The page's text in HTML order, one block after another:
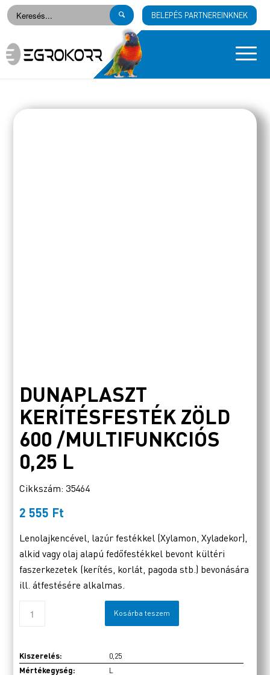
BELEPÉS PARTNEREINKNEK
DUNAPLASZT
KERÍTÉSFESTÉK ZÖLD
600 /MULTIFUNKCIÓS
0,25 L
Cikkszám: 35464
2 555 Ft
Lenolajkencével, lazúr festékkel (Xylamon, Xyladekor),
alkid vagy olaj alapú fedőfestékkel bevont kültéri
faszerkezetek (kerítés, korlát, pagoda stb.) bevonására
ill. átfestésére alkalmas.
Kosárba teszem
Kiszerelés: 0,25
Mértékegység: L